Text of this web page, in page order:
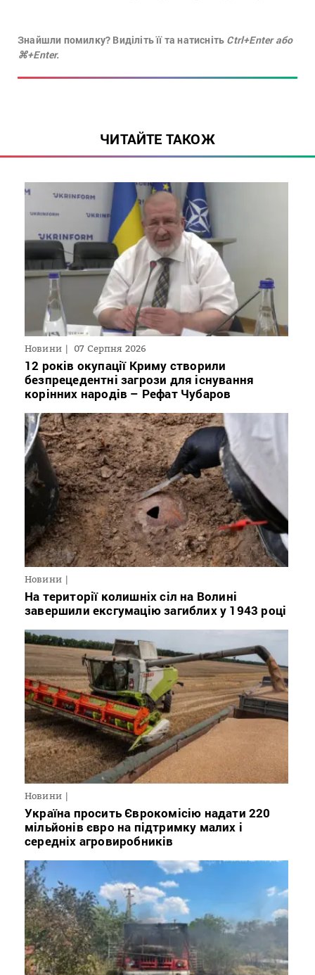
Знайшли помилку? Виділіть її та натисніть Ctrl+Enter або
⌘+Enter.
ЧИТАЙТЕ ТАКОЖ
Новини 07 Серпня 2026
12 років окупації Криму створили
безпрецедентні загрози для існування
корінних народів – Рефат Чубаров
Новини
На території колишніх сіл на Волині
завершили ексгумацію загиблих у 1943 році
Новини
Україна просить Єврокомісію надати 220
мільйонів євро на підтримку малих і
середніх агровиробників